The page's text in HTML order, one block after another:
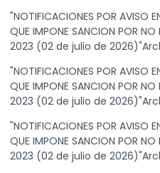
"NOTIFICACIONES POR AVISO
QUE IMPONE SANCION POR
2023 (02 de julio de
"NOTIFICACIONES POR AVISO
QUE IMPONE SANCION POR
2023 (02 de julio de
"NOTIFICACIONES POR AVISO
QUE IMPONE SANCION POR
2023 (02 de julio de